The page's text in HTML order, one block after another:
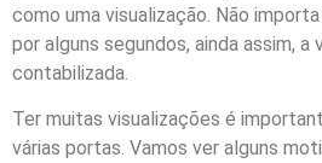
como uma visualização. Não
por alguns segundos, ainda assim, a
contabilizada.
Ter muitas visualizações é
várias portas. Vamos ver alguns